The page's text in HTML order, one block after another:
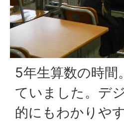
5年生算数の時間
ていました。デ
的にもわかりや